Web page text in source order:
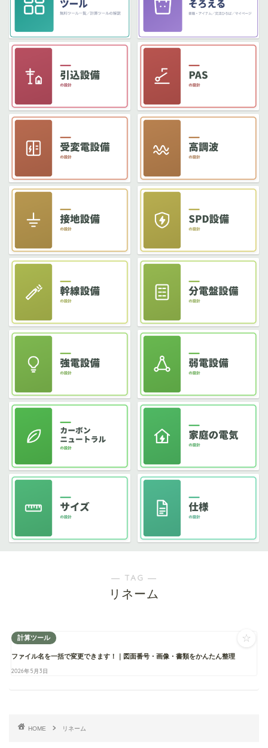
― TAG ―
リネーム
計算ツール
ファイル名を一括で変更できます！｜図面番号・画像・書類をかんたん整理
2026年5月3日
☆
HOME リネーム